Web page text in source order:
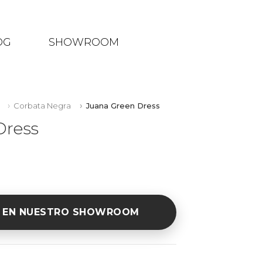
SHOWROOM
Corbata Negra Juana Green Dress
NUESTRO SHOWROOM